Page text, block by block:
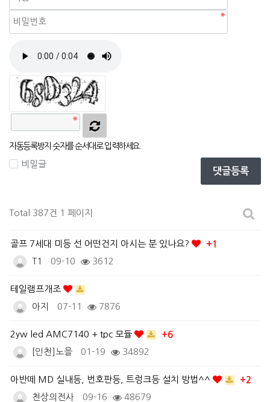
자동등록방지 숫자를 순서대로 입력하세요.
비밀글
댓글등록
Total 387건 1 페이지
골프 7세대 미등 선 어떤건지 아시는 분 있나요?
+1
T1
09-10 3612
테일램프개조
아지
07-11 7876
2yw led AMC7140 + tpc 모듈
+6
[인천]노을
01-19 34892
아반떼 MD 실내등, 번호판등, 트렁크등 설치 방법^^
+2
천상의전사
09-16 48679